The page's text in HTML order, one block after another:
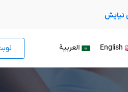
نیایش
English العربية